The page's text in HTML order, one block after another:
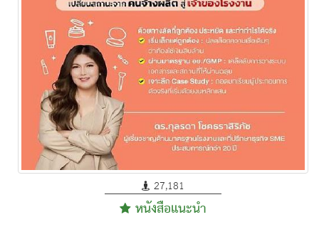
27,181
หนังสือแนะนำ